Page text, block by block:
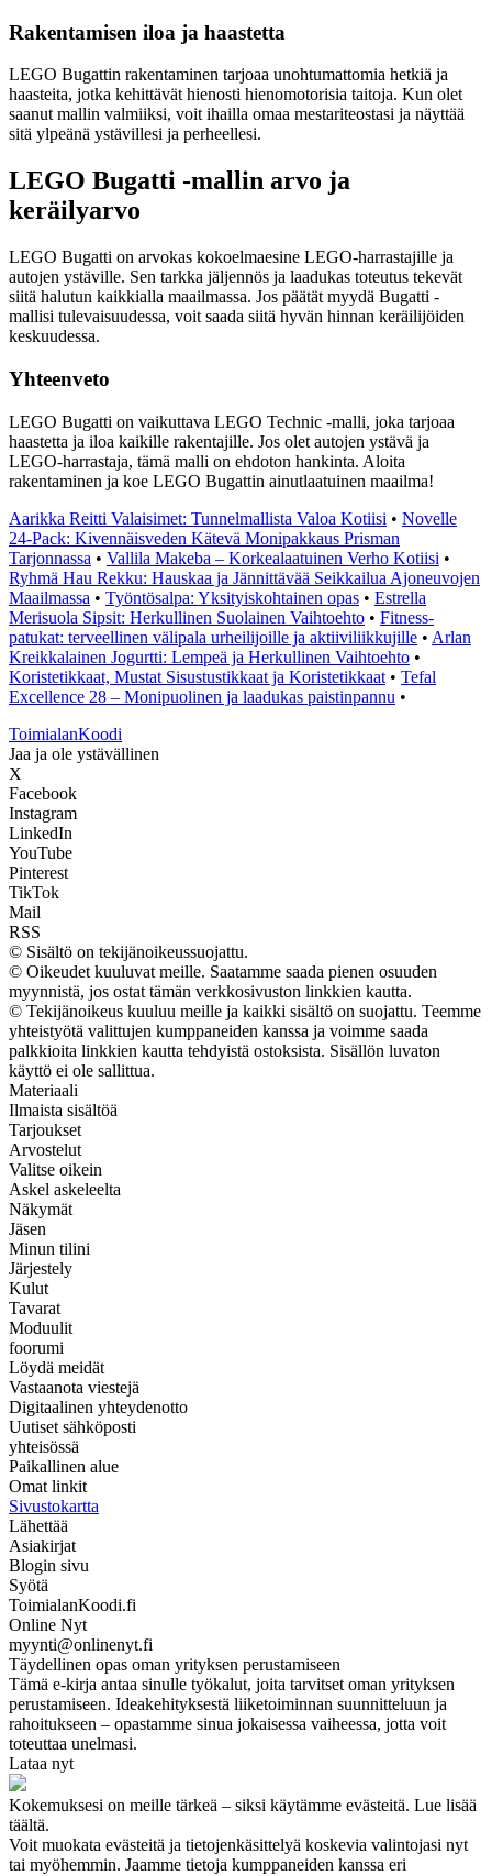
Rakentamisen iloa ja haastetta
LEGO Bugattin rakentaminen tarjoaa unohtumattomia hetkiä ja
haasteita, jotka kehittävät hienosti hienomotorisia taitoja. Kun olet
saanut mallin valmiiksi, voit ihailla omaa mestariteostasi ja näyttää
sitä ylpeänä ystävillesi ja perheellesi.
LEGO Bugatti -mallin arvo ja
keräilyarvo
LEGO Bugatti on arvokas kokoelmaesine LEGO-harrastajille ja
autojen ystäville. Sen tarkka jäljennös ja laadukas toteutus tekevät
siitä halutun kaikkialla maailmassa. Jos päätät myydä Bugatti -
mallisi tulevaisuudessa, voit saada siitä hyvän hinnan keräilijöiden
keskuudessa.
Yhteenveto
LEGO Bugatti on vaikuttava LEGO Technic -malli, joka tarjoaa
haastetta ja iloa kaikille rakentajille. Jos olet autojen ystävä ja
LEGO-harrastaja, tämä malli on ehdoton hankinta. Aloita
rakentaminen ja koe LEGO Bugattin ainutlaatuinen maailma!
Aarikka Reitti Valaisimet: Tunnelmallista Valoa Kotiisi • Novelle
24-Pack: Kivennäisveden Kätevä Monipakkaus Prisman
Tarjonnassa • Vallila Makeba – Korkealaatuinen Verho Kotiisi •
Ryhmä Hau Rekku: Hauskaa ja Jännittävää Seikkailua Ajoneuvojen
Maailmassa • Työntösalpa: Yksityiskohtainen opas • Estrella
Merisuola Sipsit: Herkullinen Suolainen Vaihtoehto • Fitness-
patukat: terveellinen välipala urheilijoille ja aktiiviliikkujille • Arlan
Kreikkalainen Jogurtti: Lempeä ja Herkullinen Vaihtoehto •
Koristetikkaat, Mustat Sisustustikkaat ja Koristetikkaat • Tefal
Excellence 28 – Monipuolinen ja laadukas paistinpannu •
ToimialanKoodi
Jaa ja ole ystävällinen
X
Facebook
Instagram
LinkedIn
YouTube
Pinterest
TikTok
Mail
RSS
© Sisältö on tekijänoikeussuojattu.
© Oikeudet kuuluvat meille. Saatamme saada pienen osuuden
myynnistä, jos ostat tämän verkkosivuston linkkien kautta.
© Tekijänoikeus kuuluu meille ja kaikki sisältö on suojattu. Teemme
yhteistyötä valittujen kumppaneiden kanssa ja voimme saada
palkkioita linkkien kautta tehdyistä ostoksista. Sisällön luvaton
käyttö ei ole sallittua.
Materiaali
Ilmaista sisältöä
Tarjoukset
Arvostelut
Valitse oikein
Askel askeleelta
Näkymät
Jäsen
Minun tilini
Järjestely
Kulut
Tavarat
Moduulit
foorumi
Löydä meidät
Vastaanota viestejä
Digitaalinen yhteydenotto
Uutiset sähköposti
yhteisössä
Paikallinen alue
Omat linkit
Sivustokartta
Lähettää
Asiakirjat
Blogin sivu
Syötä
ToimialanKoodi.fi
Online Nyt
myynti@onlinenyt.fi
Täydellinen opas oman yrityksen perustamiseen
Tämä e-kirja antaa sinulle työkalut, joita tarvitset oman yrityksen
perustamiseen. Ideakehityksestä liiketoiminnan suunnitteluun ja
rahoitukseen – opastamme sinua jokaisessa vaiheessa, jotta voit
toteuttaa unelmasi.
Lataa nyt
Kokemuksesi on meille tärkeä – siksi käytämme evästeitä. Lue lisää
täältä.
Voit muokata evästeitä ja tietojenkäsittelyä koskevia valintojasi nyt
tai myöhemmin. Jaamme tietoja kumppaneiden kanssa eri